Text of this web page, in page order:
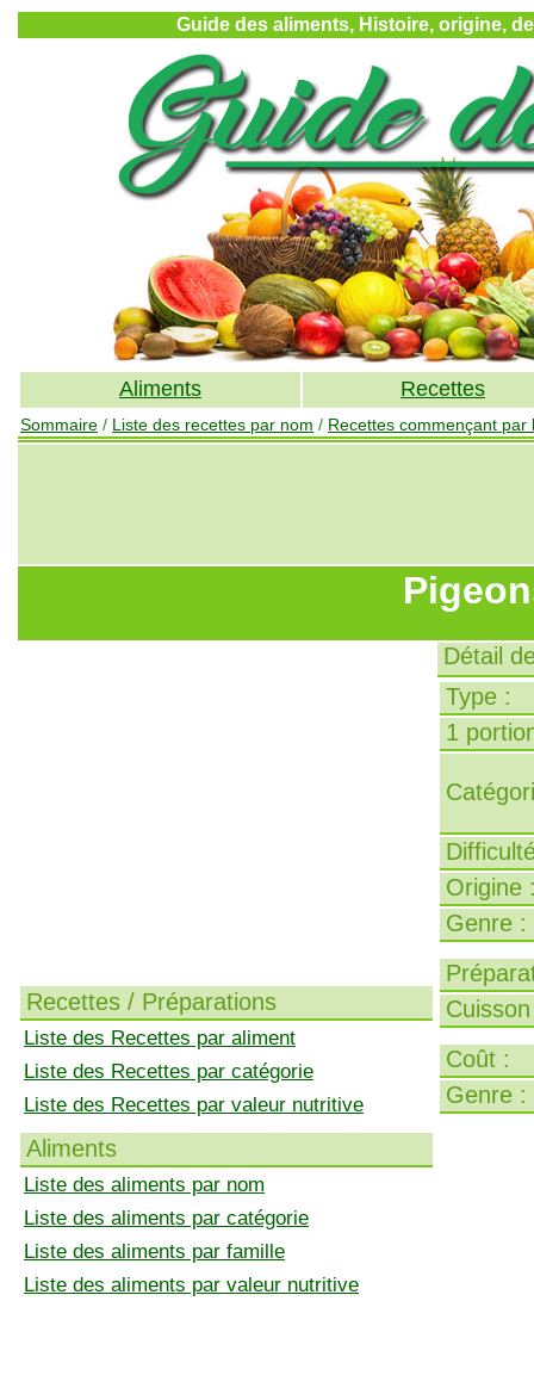
Guide des aliments, Histoire, origine,
Aliments Recettes
Sommaire / Liste des recettes par nom / Recettes commençant par
Recettes / Préparations
Liste des Recettes par aliment
Liste des Recettes par catégorie
Liste des Recettes par valeur nutritive
Aliments
Liste des aliments par nom
Liste des aliments par catégorie
Liste des aliments par famille
Liste des aliments par valeur nutritive
Détail
Type :
1
Origine
Genre :
Coût :
Genre :